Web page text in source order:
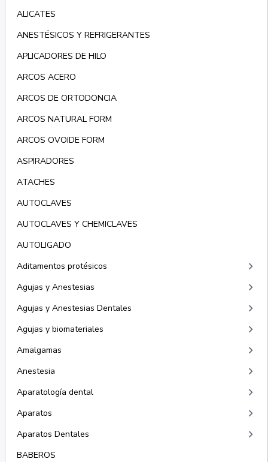
ALICATES
ANESTÉSICOS Y REFRIGERANTES
APLICADORES DE HILO
ARCOS ACERO
ARCOS DE ORTODONCIA
ARCOS NATURAL FORM
ARCOS OVOIDE FORM
ASPIRADORES
ATACHES
AUTOCLAVES
AUTOCLAVES Y CHEMICLAVES
AUTOLIGADO
Aditamentos protésicos
keyboard_arrow_right
Agujas y Anestesias keyboard_arrow_right
Agujas y Anestesias Dentales keyboard_arrow_right
Agujas y biomateriales keyboard_arrow_right
Amalgamas keyboard_arrow_right
Anestesia keyboard_arrow_right
Aparatología dental keyboard_arrow_right
Aparatos keyboard_arrow_right
Aparatos Dentales keyboard_arrow_right
BABEROS